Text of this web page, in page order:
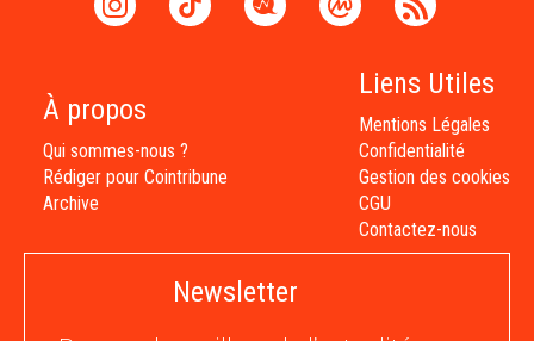
À propos
Qui sommes-nous ?
Rédiger pour Cointribune
Archive
Liens Utiles
Mentions Légales
Confidentialité
Gestion des cookies
CGU
Contactez-nous
Newsletter